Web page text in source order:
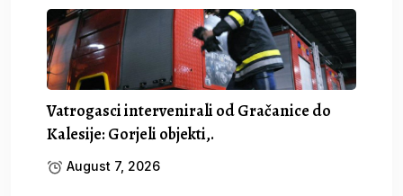
Vatrogasci intervenirali od Gračanice do
Kalesije: Gorjeli objekti,.
August 7, 2026